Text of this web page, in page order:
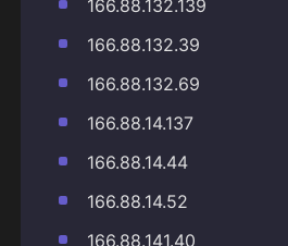
166.88.132.139
166.88.132.39
166.88.132.69
166.88.14.137
166.88.14.44
166.88.14.52
166.88.141.40